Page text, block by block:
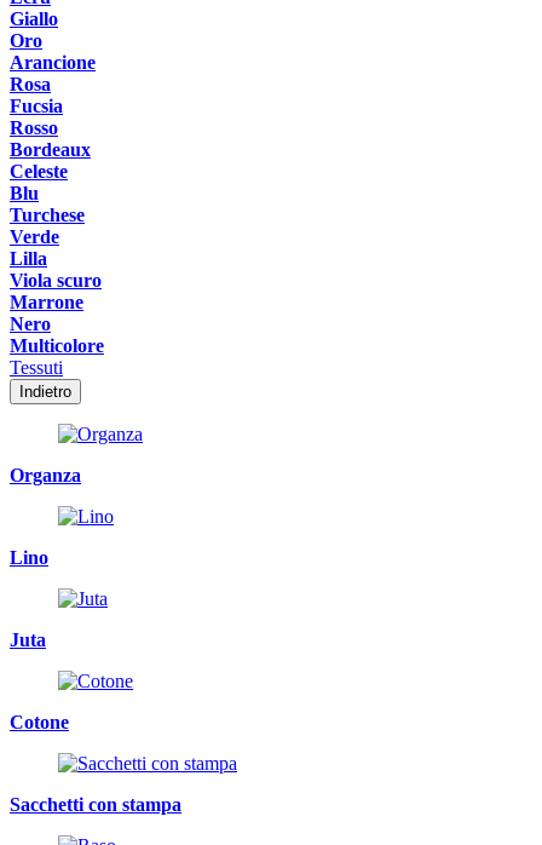
Giallo
Oro
Arancione
Rosa
Fucsia
Rosso
Bordeaux
Celeste
Blu
Turchese
Verde
Lilla
Viola scuro
Marrone
Nero
Multicolore
Tessuti
Indietro
Organza
Lino
Juta
Cotone
Sacchetti con stampa